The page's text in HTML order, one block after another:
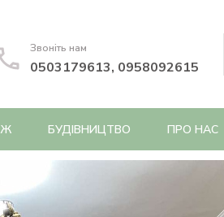
Звоніть нам
0503179613, 0958092615
БУДІВНИЦТВО ПРО НАС